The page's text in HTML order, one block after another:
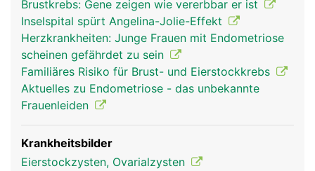
gesamten Bestand an Eizellen geboren - etwa eine
halbe Million unreife Eizellen. Nur ein kleiner Teil
der Eizellen entwickelt sich im Verlauf des Lebens
zu reifen Eizellen. Während ihrer Entwicklung
befinden sich die Eizellen in Hohlräumen (Follikel),
die mit Flüssigkeit gefüllt sind und in der Wand der
Eierstöcke liegen. Jeder Follikel enthält eine
Eizelle. Bei Frauen im gebärfähigen Alter stossen
die Eierstöcke jeden Monat eine Eizelle aus, was
als Eisprung (Ovulation) bezeichnet wird.
Brustkrebs: Gene zeigen wie vererbbar er ist
Inselspital spürt Angelina-Jolie-Effekt
Herzkrankheiten: Junge Frauen mit Endometriose
scheinen gefährdet zu sein
Familiäres Risiko für Brust- und Eierstockkrebs
Aktuelles zu Endometriose - das unbekannte
Frauenleiden
Krankheitsbilder
Eierstockzysten, Ovarialzysten